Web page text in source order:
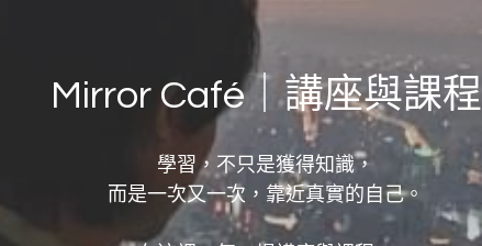
Mirror Café｜講座與課程
學習，不只是獲得知識，
而是一次又一次，靠近真實的自己。